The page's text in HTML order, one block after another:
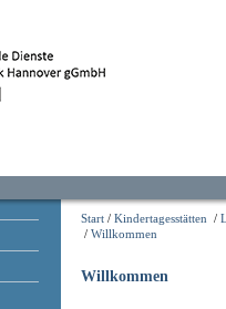
Start / Kindertagesstätten /
/ Willkommen
Willkommen